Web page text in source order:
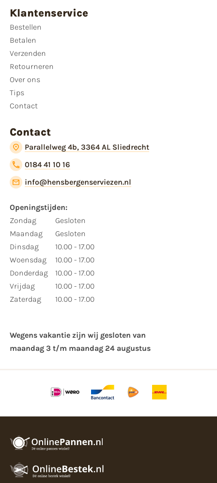
Klantenservice
Bestellen
Betalen
Verzenden
Retourneren
Over ons
Tips
Contact
Contact
Parallelweg 4b, 3364 AL Sliedrecht
0184 41 10 16
info@hensbergenserviezen.nl
Openingstijden:
Zondag
Maandag
Dinsdag
Woensdag
Donderdag
Vrijdag
Zaterdag
Gesloten
Gesloten
10.00 - 17.00
10.00 - 17.00
10.00 - 17.00
10.00 - 17.00
10.00 - 17.00
Wegens vakantie zijn wij gesloten van ​
maandag 3 t/m maandag 24 augustus